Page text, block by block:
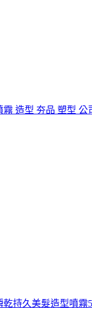
霧 造型 夯品 塑型 公
乾持久美髮造型噴